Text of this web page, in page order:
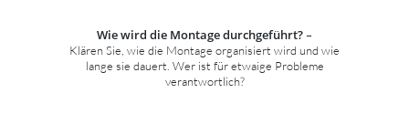
Wie wird die Montage durchgeführt? –
Klären Sie, wie die Montage organisiert wird und wie
lange sie dauert. Wer ist für etwaige Probleme
verantwortlich?